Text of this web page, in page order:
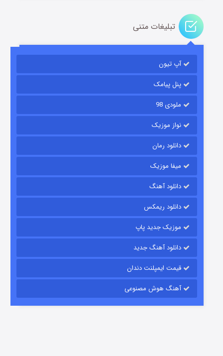
باب اسفنجی فصل ۱۷
قسمت6 (زیرنویس) منتشر شد
قسمت15 (دوبله) منتشر شد
تبلیغات متنی
آپ تیون
پنل پیامک
ملودی 98
نواز موزیک
دانلود رمان
میفا موزیک
دانلود آهنگ
دانلود ریمکس
موزیک جدید پاپ
دانلود آهنگ جدید
قیمت ایمپلنت دندان
آهنگ هوش مصنوعی